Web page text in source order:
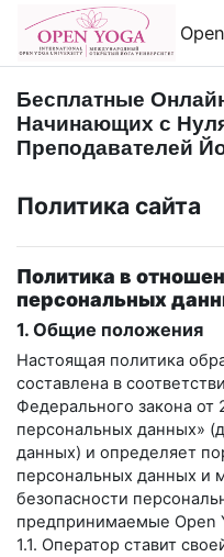
Перейти к основному
Бесплатные
Начинающих с
Преподавателей
Политика сайта
Политика в
персональных
1. Общие положения
Настоящая политика
составлена в
Федерального закона
персональных данных»
данных) и определяет
персональных данных и
безопасности
предпринимаемые Open
1.1. Оператор ставит